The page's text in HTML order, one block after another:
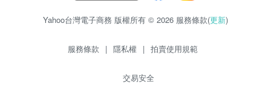
Yahoo台灣電子商務 版權所有 © 2026 服務條款(更新)
服務條款 | 隱私權 | 拍賣使用規範
交易安全